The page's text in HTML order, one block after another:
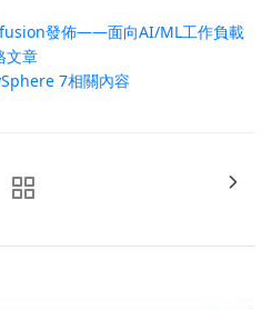
發佈——面向AI/ML工作負載
文章
7相關內容